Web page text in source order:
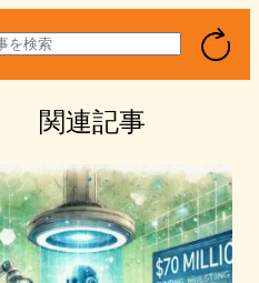
関連記事